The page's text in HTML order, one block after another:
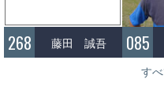
268 藤田 誠吾 085
す